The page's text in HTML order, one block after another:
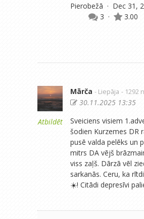
Pierobežā · Dec 31,
3 · 3.00
Atbildēt
Mārča - Liepāja - 1292
30.11.2025 13:35
Sveiciens visiem
šodien Kurzemes DR
pusē valda pelēks un
mitrs DA vējš
viss zaļš. Dārzā vēl
sarkanās. Ceru, ka
☀️! Citādi depresīvi